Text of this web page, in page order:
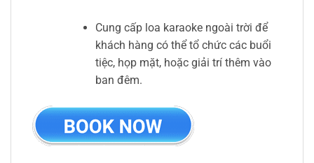
Cung cấp loa karaoke ngoài trời để
khách hàng có thể tổ chức các buổi
tiệc, họp mặt, hoặc giải trí thêm vào
ban đêm.